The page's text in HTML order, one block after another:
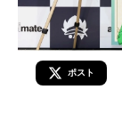
ポスト